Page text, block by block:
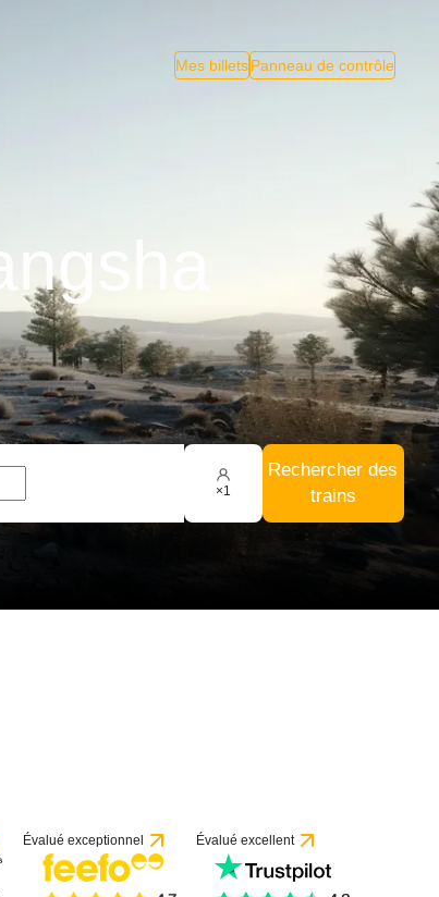
Mes billetsPanneau de contrôle
×1
Rechercher des
trains
Évalué exceptionnel Évalué excellent